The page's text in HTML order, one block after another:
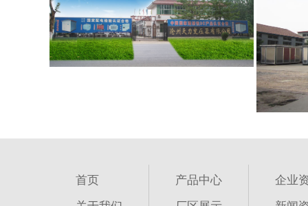
首页
产品中心
企业